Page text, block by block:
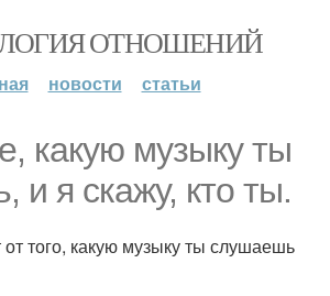
ОТНОШЕНИЙ
новости статьи
какую музыку ты
и я скажу, кто ты.
от того, какую музыку ты слушаешь